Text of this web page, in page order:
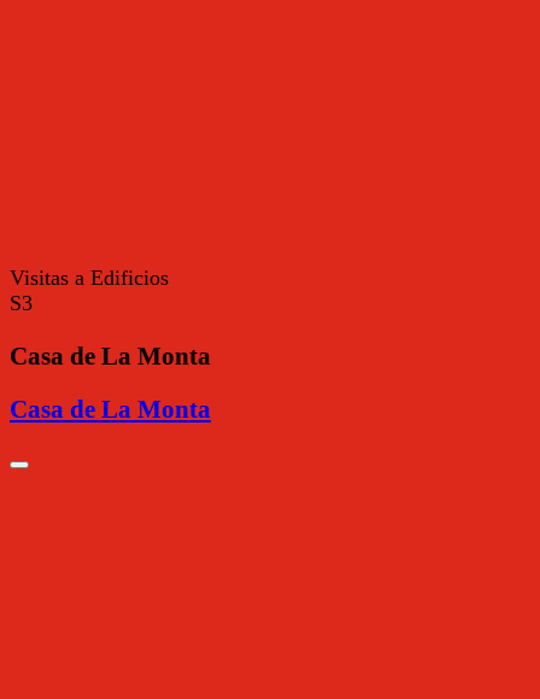
Visitas a Edificios
S3
Casa de La Monta
Casa de La Monta